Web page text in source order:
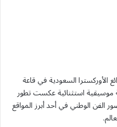
السعودية في قاعة
موسيقية استثنائية عكست تطور
الوطني في أحد أبرز المواقع